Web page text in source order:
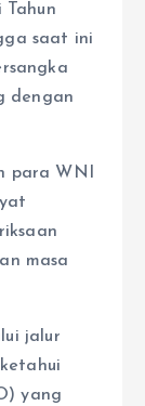
saat ini
dengan
para WNI
masa
jalur
yang